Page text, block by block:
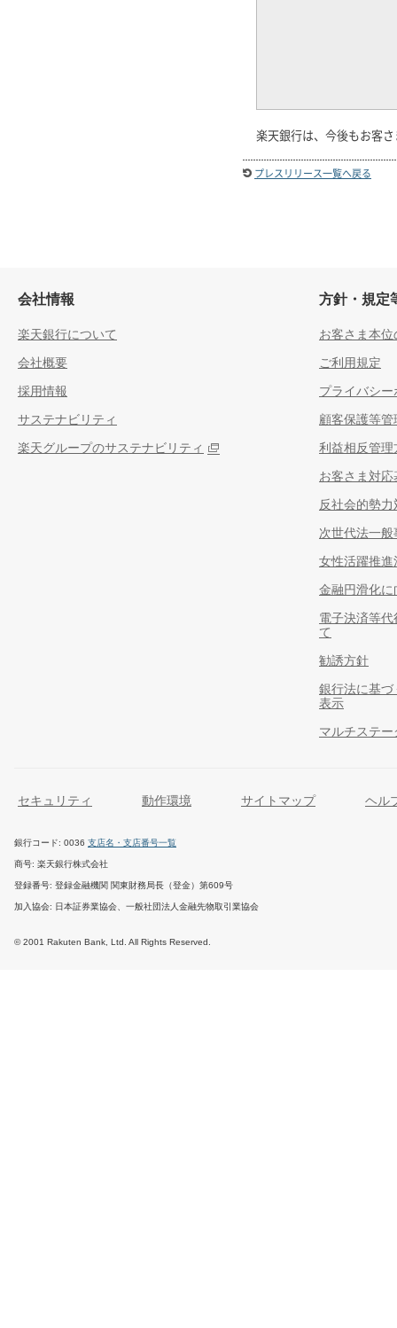
楽天銀行は、今後もお客
プレスリリース一覧へ戻る
会社情報
楽天銀行について
会社概要
採用情報
サステナビリティ
楽天グループのサステナビリティ
方針・規定
お客さま本
ご利用規定
プライバシー
顧客保護等管
利益相反管理
お客さま対応
反社会的勢
次世代法一
女性活躍推
金融円滑化
電子決済等
て
勧誘方針
銀行法に基
表示
マルチステ
セキュリティ 動作環境 サイトマップ ヘル
銀行コード 0036 支店名・支店番号一覧
商号 楽天銀行株式会社
登録番号 登録金融機関 関東財務局長（登金）第609号
加入協会 日本証券業協会、一般社団法人金融先物取引業協会
© 2001 Rakuten Bank, Ltd. All Rights Reserved.